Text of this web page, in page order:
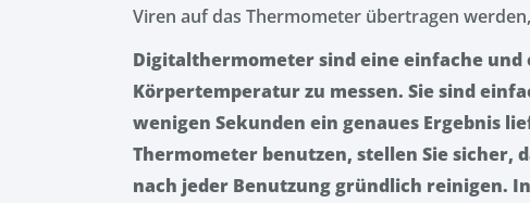
Viren auf das Thermometer übertragen
Digitalthermometer sind eine einfache
Körpertemperatur zu messen. Sie sind
wenigen Sekunden ein genaues Ergebnis
Thermometer benutzen, stellen Sie sicher,
nach jeder Benutzung gründlich reinigen.